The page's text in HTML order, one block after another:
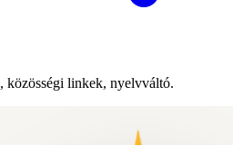
közösségi linkek, nyelvváltó.